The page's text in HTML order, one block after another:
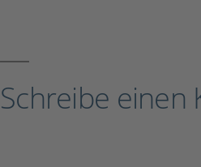
Schreibe einen